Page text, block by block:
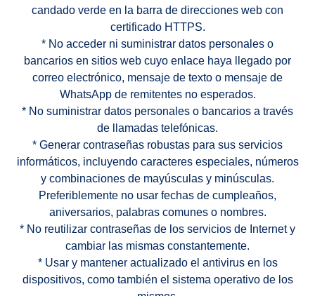
candado verde en la barra de direcciones web con
certificado HTTPS.
* No acceder ni suministrar datos personales o
bancarios en sitios web cuyo enlace haya llegado por
correo electrónico, mensaje de texto o mensaje de
WhatsApp de remitentes no esperados.
* No suministrar datos personales o bancarios a través
de llamadas telefónicas.
* Generar contraseñas robustas para sus servicios
informáticos, incluyendo caracteres especiales, números
y combinaciones de mayúsculas y minúsculas.
Preferiblemente no usar fechas de cumpleaños,
aniversarios, palabras comunes o nombres.
* No reutilizar contraseñas de los servicios de Internet y
cambiar las mismas constantemente.
* Usar y mantener actualizado el antivirus en los
dispositivos, como también el sistema operativo de los